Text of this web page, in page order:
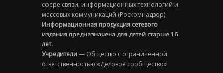
сфере связи, информационных технологий и
массовых коммуникаций (Роскомнадзор)
Информационная продукция сетевого
издания предназначена для детей старше 16
лет.
Учредители— Общество с ограниченной
ответственностью «Деловое сообщество»